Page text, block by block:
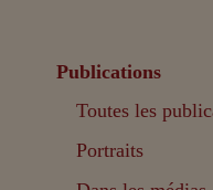
Publications
Toutes les
Portraits